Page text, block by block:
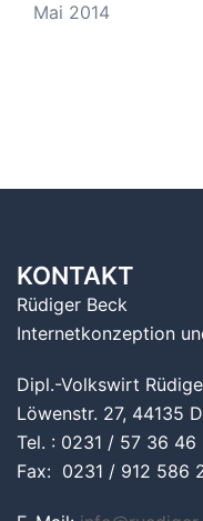
Mai 2014
KONTAKT
Rüdiger Beck
Internetkonzeption
Dipl.-Volkswirt
Löwenstr. 27, 44135
Tel. : 0231 / 57 36 46
Fax: 0231 / 912 586